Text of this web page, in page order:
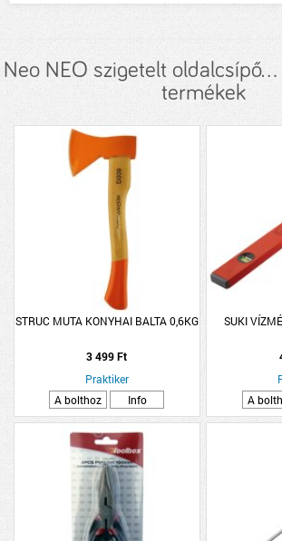
Neo NEO szigetelt
termékek
STRUC MUTA KONYHAI BALTA 0,6KG
3 499 Ft
Praktiker
A bolthoz
Info
SUKI
A